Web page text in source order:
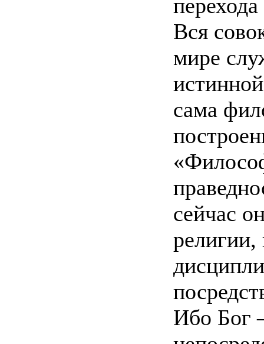
Вся
мире
сама
сейчас
религии,
Ибо Бог